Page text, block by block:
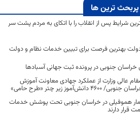
پربحث ترین ها
شرایط پس از انقلاب را با اتکای به مردم پشت سر
بهترین فرصت برای تبیین خدمات نظام و دولت
خراسان جنوبی در پرونده ثبت جهانی آسبادها
عالی وزارت از عملکرد جهادی معاونت آموزش
دانش‌آموز زیر چتر «طرح حامی»
بیمار هموفیلی در خراسان جنوبی تحت پوشش خدمات
قرار دارند